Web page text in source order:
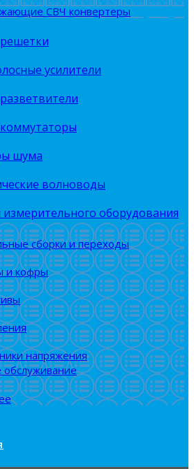
СВЧ конвертеры
усилители
шума
волноводы
оборудования
сборки и переходы
и кофры
напряжения
обслуживание